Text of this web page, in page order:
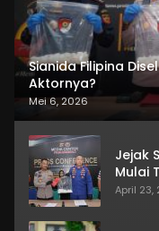
Sianida Filipina
Aktornya?
Mei 6, 2026
Jejak
Mulai
April 23,